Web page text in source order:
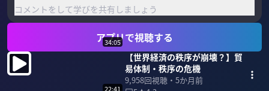
コメントをして学びを共有しましょう
アプリで視聴する
34:05
【世界経済の秩序が崩壊？】貿
易体制・秩序の危機
9,958回視聴・ 5か月前
22:41